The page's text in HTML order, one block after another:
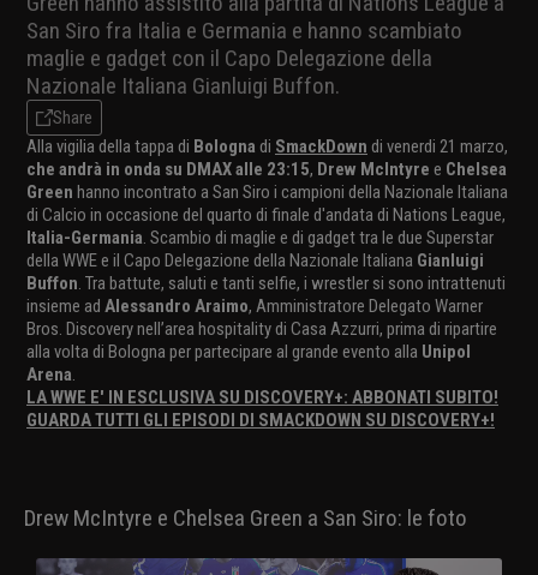
San Siro fra Italia e Germania e hanno scambiato
maglie e gadget con il Capo Delegazione della
Nazionale Italiana Gianluigi Buffon.
Share
Alla vigilia della tappa di Bologna di SmackDown di venerdi 21 marzo,
che andrà in onda su DMAX alle 23:15, Drew McIntyre e Chelsea
Green hanno incontrato a San Siro i campioni della Nazionale Italiana
di Calcio in occasione del quarto di finale d'andata di Nations League,
Italia-Germania. Scambio di maglie e di gadget tra le due Superstar
della WWE e il Capo Delegazione della Nazionale Italiana Gianluigi
Buffon. Tra battute, saluti e tanti selfie, i wrestler si sono intrattenuti
insieme ad Alessandro Araimo, Amministratore Delegato Warner
Bros. Discovery nell’area hospitality di Casa Azzurri, prima di ripartire
alla volta di Bologna per partecipare al grande evento alla Unipol
Arena.
LA WWE E' IN ESCLUSIVA SU DISCOVERY+: ABBONATI SUBITO!
GUARDA TUTTI GLI EPISODI DI SMACKDOWN SU DISCOVERY+!
Drew McIntyre e Chelsea Green a San Siro: le foto